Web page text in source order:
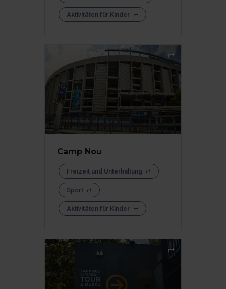
Aktivitäten für Kinder
Camp Nou
Freizeit und Unterhaltung
Sport
Aktivitäten für Kinder